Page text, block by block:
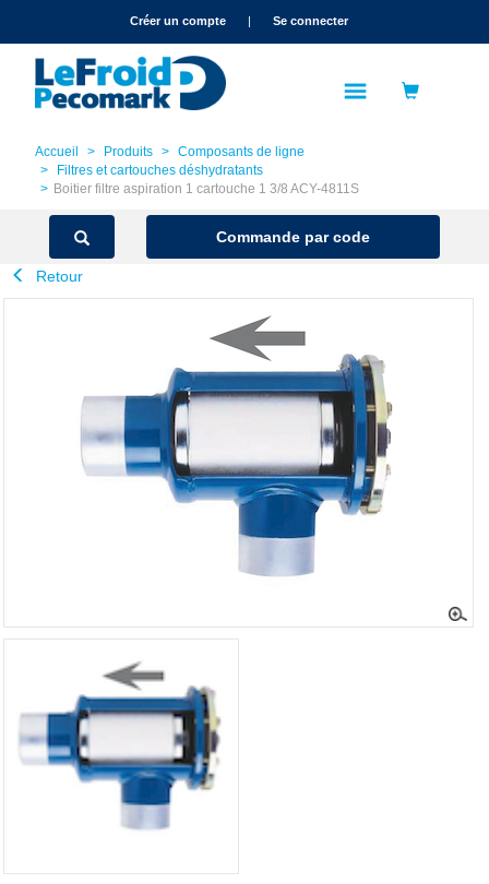
text.skipToNavigationCréer un compte | Se connecter
Accueil Produits
Composants de ligne
Filtres et cartouches déshydratants
Boitier filtre aspiration 1 cartouche 1 3/8 ACY-4811S
Commande par code
Retour